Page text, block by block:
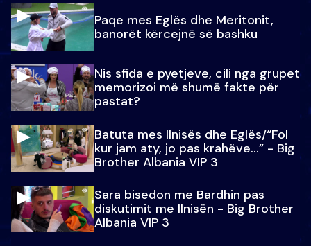
Paqe mes Eglës dhe Meritonit,
banorët kërcejnë së bashku
Nis sfida e pyetjeve, cili nga grupet
memorizoi më shumë fakte për
pastat?
Batuta mes Ilnisës dhe Eglës/“Fol
kur jam aty, jo pas krahëve…” - Big
Brother Albania VIP 3
Sara bisedon me Bardhin pas
diskutimit me Ilnisën - Big Brother
Albania VIP 3